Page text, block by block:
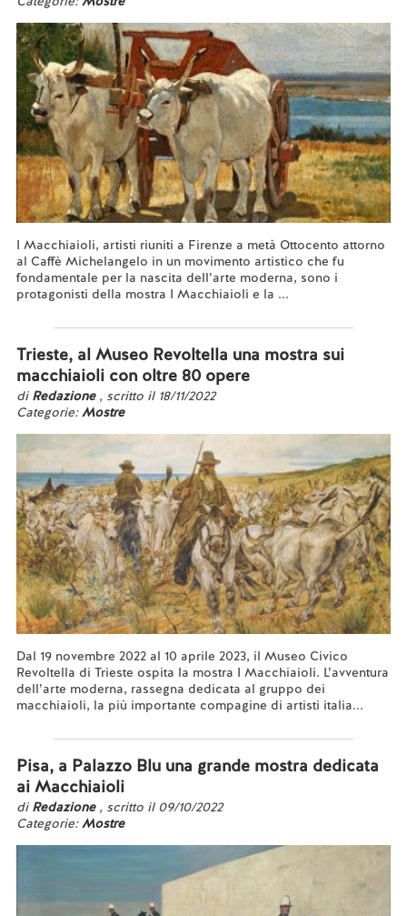
I Macchiaioli, artisti riuniti a Firenze a metà Ottocento attorno
al Caffè Michelangelo in un movimento artistico che fu
fondamentale per la nascita dell’arte moderna, sono i
protagonisti della mostra I Macchiaioli e la ...
Trieste, al Museo Revoltella una mostra sui
macchiaioli con oltre 80 opere
di Redazione , scritto il 18/11/2022
Categorie:Mostre
Dal 19 novembre 2022 al 10 aprile 2023, il Museo Civico
Revoltella di Trieste ospita la mostra I Macchiaioli. L’avventura
dell’arte moderna, rassegna dedicata al gruppo dei
macchiaioli, la più importante compagine di artisti italia...
Pisa, a Palazzo Blu una grande mostra dedicata
ai Macchiaioli
di Redazione , scritto il 09/10/2022
Categorie:Mostre